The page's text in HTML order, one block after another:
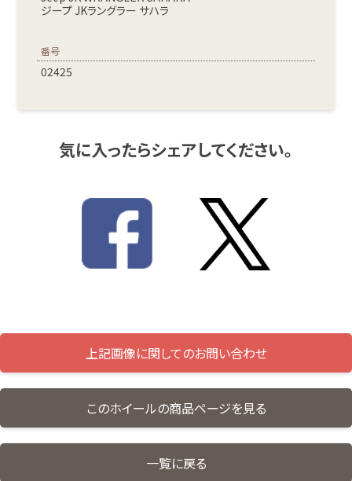
ジープ JKラングラー サハラ
番号
02425
気に入ったらシェアしてください。
上記画像に関してのお問い合わせ
このホイールの商品ページを見る
一覧に戻る